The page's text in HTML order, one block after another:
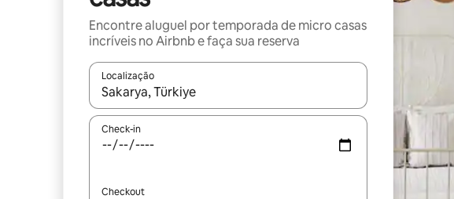
Encontre aluguel por temporada de micro casas
incríveis no Airbnb e faça sua reserva
Localização
Quando os resultados estiverem disponíveis, explore-os usando as
Check-in
Checkout